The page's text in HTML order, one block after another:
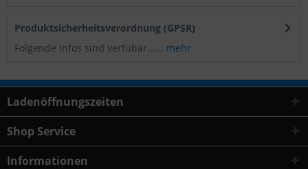
Produktsicherheitsverordnung (GPSR)
Folgende Infos sind verfübar...... mehr
Ladenöffnungszeiten
Shop Service
Informationen